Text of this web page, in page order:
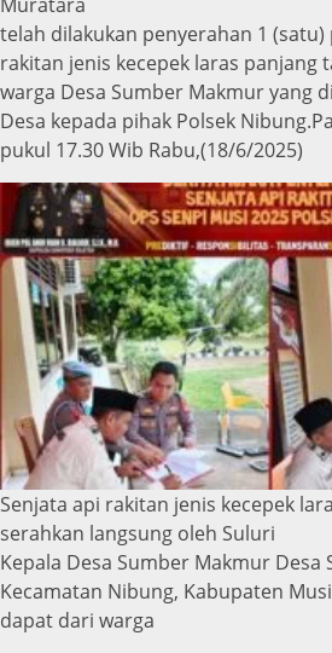
Muratara
telah dilakukan penyerahan 1 (satu)
rakitan jenis kecepek laras panjang
warga Desa Sumber Makmur yang
Desa kepada pihak Polsek
pukul 17.30 Wib Rabu,(18/6/2025)
Senjata api rakitan jenis kecepek
serahkan langsung oleh Suluri
Kepala Desa Sumber Makmur Desa
Kecamatan Nibung, Kabupaten
dapat dari warga